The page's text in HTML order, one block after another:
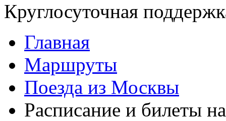
Круглосуточная
Главная
Маршруты
Поезда из Москвы
Расписание и билеты